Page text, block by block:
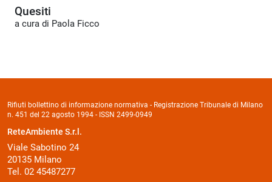
Quesiti
a cura di Paola Ficco
Rifiuti bollettino di informazione normativa - Registrazione Tribunale di Milano
n. 451 del 22 agosto 1994 - ISSN 2499-0949
ReteAmbiente S.r.l.
Viale Sabotino 24
20135 Milano
Tel. 02 45487277